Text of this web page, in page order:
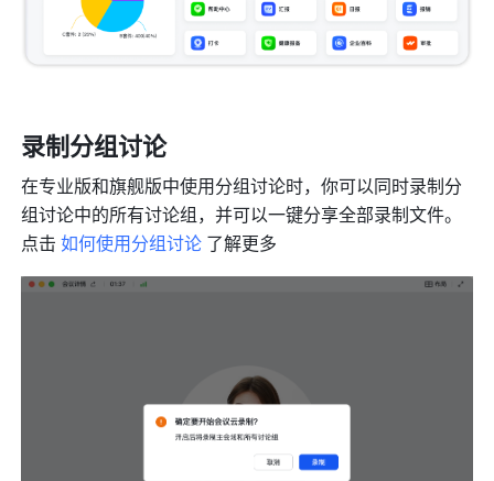
录制分组讨论
在专业版和旗舰版中使用分组讨论时，你可以同时录制分
组讨论中的所有讨论组，并可以一键分享全部录制文件。
点击 如何使用分组讨论 了解更多